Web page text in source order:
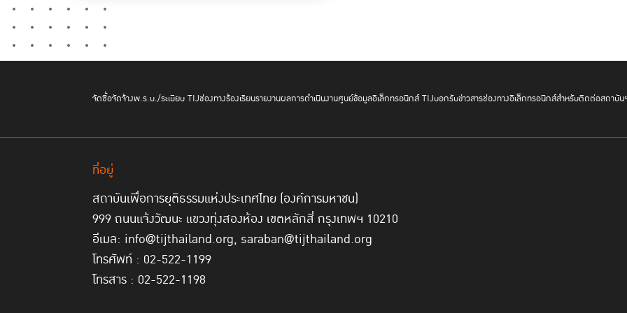
จัดซื้อจัดจ้างพ.ร.บ./ระเบียบ TIJช่องทางร้องเรียนรายงานผลการดำเนินงานศูนย์ข้อมูลอิเล็กทรอนิกส์ TIJบอกรับข่าวสารช่องทางอิเล็กทรอนิกส์สำหรับติดต่อสถาบัน
ที่อยู่
สถาบันเพื่อการยุติธรรมแห่งประเทศไทย (องค์การมหาชน)
999 ถนนแจ้งวัฒนะ แขวงทุ่งสองห้อง เขตหลักสี่ กรุงเทพฯ 10210
อีเมล: info@tijthailand.org, saraban@tijthailand.org
โทรศัพท์ : 02-522-1199
โทรสาร : 02-522-1198